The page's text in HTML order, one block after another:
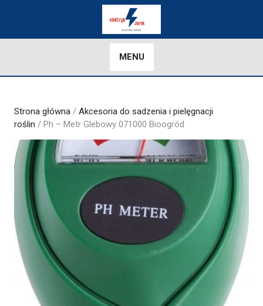
MENU
Strona główna / Akcesoria do sadzenia i pielęgnacji
roślin / Ph – Metr Glebowy 071000 Bioogród